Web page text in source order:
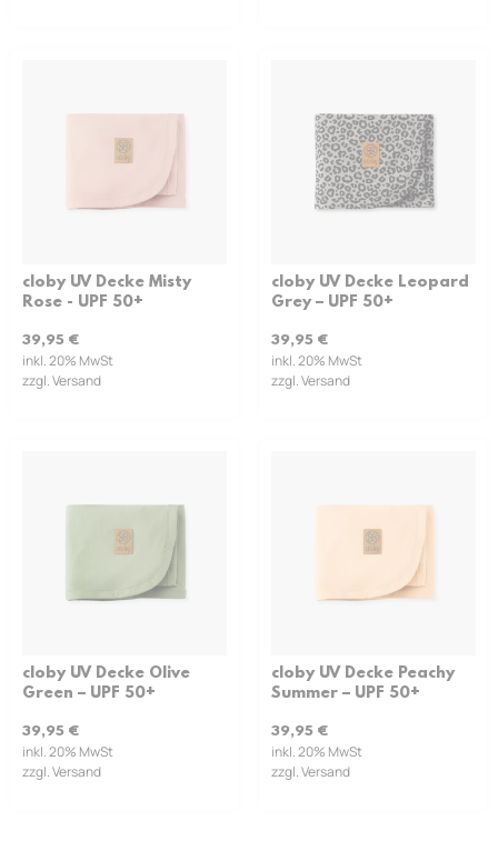
cloby UV Decke Misty
Rose - UPF 50+
39,95 €
inkl. 20% MwSt
zzgl. Versand
cloby UV Decke Leopard
Grey – UPF 50+
39,95 €
inkl. 20% MwSt
zzgl. Versand
cloby UV Decke Olive
Green – UPF 50+
39,95 €
inkl. 20% MwSt
zzgl. Versand
cloby UV Decke Peachy
Summer – UPF 50+
39,95 €
inkl. 20% MwSt
zzgl. Versand